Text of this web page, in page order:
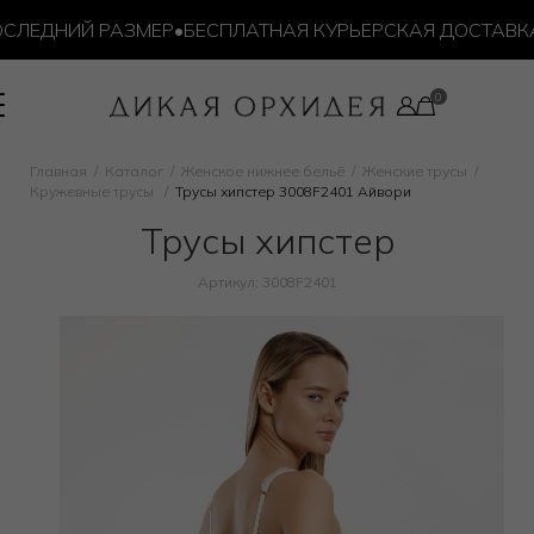
РАЗМЕР•БЕСПЛАТНАЯ КУРЬЕРСКАЯ ДОСТАВКА
Главная Каталог Женское нижнее бельё
Женские трусы
Кружевные трусы
Трусы хипстер 3008F2401 Айвори
Трусы хипстер
Артикул: 3008F2401